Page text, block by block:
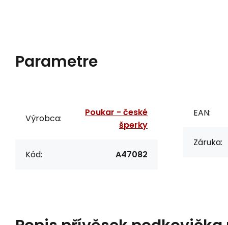
Parametre
Výrobca:
Poukar - české
šperky
Kód: A47082
EAN:
Záruka: